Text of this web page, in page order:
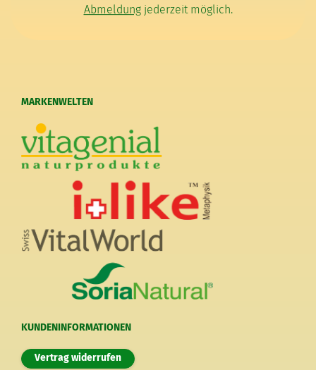
Abmeldungjederzeit möglich.
MARKENWELTEN
KUNDENINFORMATIONEN
Vertrag widerrufen